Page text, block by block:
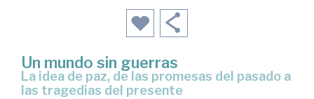
Un mundo sin guerras
la idea de paz, de las promesas del pasado a
las tragedias del presente